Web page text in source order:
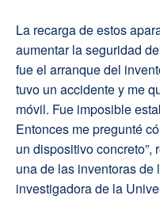
La recarga de estos
aumentar la seguridad
fue el arranque del
tuvo un accidente y me
móvil. Fue imposible
Entonces me pregunté
un dispositivo
una de las inventoras de
investigadora de la